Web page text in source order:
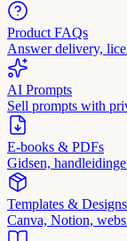
Product FAQs
Answer delivery,
AI Prompts
Sell prompts with
E-books & PDFs
Gidsen,
Templates & Designs
Canva, Notion,